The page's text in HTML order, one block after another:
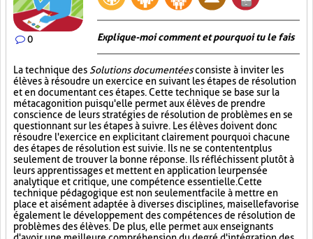
0 Explique-moi comment et pourquoi tu le fais
La technique des Solutions documentéesconsiste à inviter les
élèves à résoudre un exercice en suivant les étapes de résolution
et en documentant ces étapes. Cette technique se base sur la
métacagonition puisqu'elle permet aux élèves de prendre
conscience de leurs stratégies de résolution de problèmes en se
questionnant sur les étapes à suivre. Les élèves doivent donc
résoudre l'exercice en explicitant clairement pourquoi chacune
des étapes de résolution est suivie. Ils ne se contentent plus
seulement de trouver la bonne réponse. Ils réfléchissent plutôt à
leurs apprentissages et mettent en application leur pensée
analytique et critique, une compétence essentielle. Cette
technique pédagogique est non seulement facile à mettre en
place et aisément adaptée à diverses disciplines, mais elle favorise
également le développement des compétences de résolution de
problèmes des élèves. De plus, elle permet aux enseignants